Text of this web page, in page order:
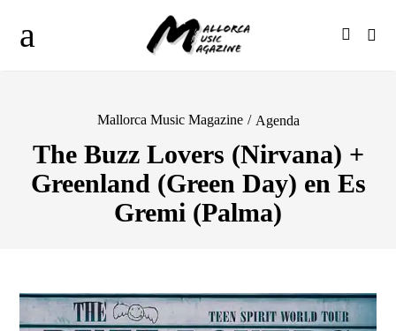
Mallorca Music Magazine / Agenda
The Buzz Lovers (Nirvana) +
Greenland (Green Day) en Es
Gremi (Palma)